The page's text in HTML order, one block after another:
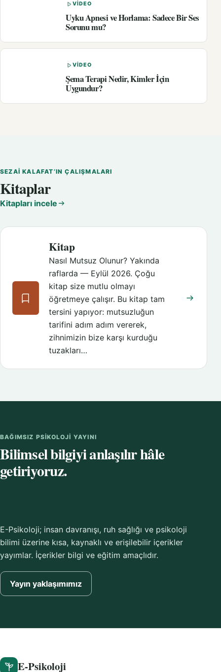
VIDEO
Uyku Apnesi ve Horlama: Sadece Bir Ses
Sorunu mu?
VIDEO
Şema Terapi Nedir, Kimler İçin
Uygundur?
SEZAI KALAFAT’IN ÇALIŞMALARI
Kitaplar
Kitapları incele
Kitap
Nasıl Mutsuz Olunur? Yakında
raflarda — Eylül 2026. Çoğu
kitap size mutlu olmayı
öğretmeye çalışır. Bu kitap tam
tersini yapıyor: mutsuzluğun
tarifini adım adım vererek,
zihnimizin bize karşı kurduğu
tuzakları…
BAĞIMSIZ PSIKOLOJI YAYINI
Bilimsel bilgiyi anlaşılır hâle
getiriyoruz.
E-Psikoloji; insan davranışı, ruh sağlığı ve psikoloji
bilimi üzerine kısa, kaynaklı ve erişilebilir içerikler
yayımlar. İçerikler bilgi ve eğitim amaçlıdır.
Yayın yaklaşımımız
E-Psikoloji